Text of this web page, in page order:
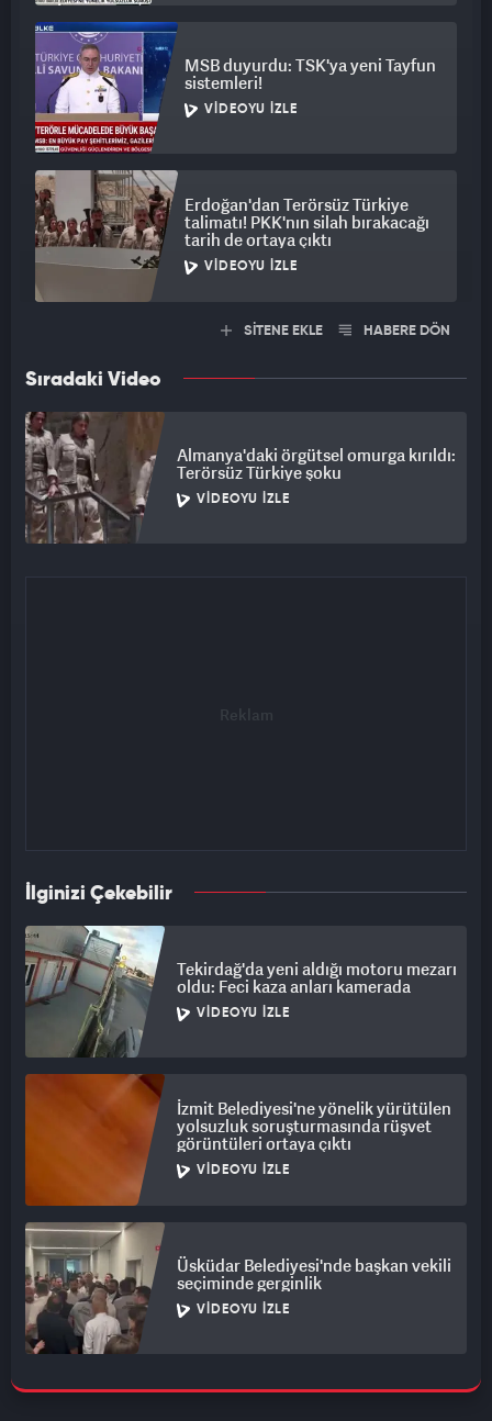
MSB duyurdu: TSK'ya yeni Tayfun
sistemleri!
VIDEOYU İZLE
Erdoğan'dan Terörsüz Türkiye
talimatı! PKK'nın silah bırakacağı
tarih de ortaya çıktı
VIDEOYU İZLE
SİTENE EKLE HABERE DÖN
Sıradaki Video
Almanya'daki örgütsel omurga kırıldı:
Terörsüz Türkiye şoku
VIDEOYU İZLE
İlginizi Çekebilir
Tekirdağ'da yeni aldığı motoru mezarı
oldu: Feci kaza anları kamerada
VIDEOYU İZLE
İzmit Belediyesi'ne yönelik yürütülen
yolsuzluk soruşturmasında rüşvet
görüntüleri ortaya çıktı
VIDEOYU İZLE
Üsküdar Belediyesi'nde başkan vekili
seçiminde gerginlik
VIDEOYU İZLE